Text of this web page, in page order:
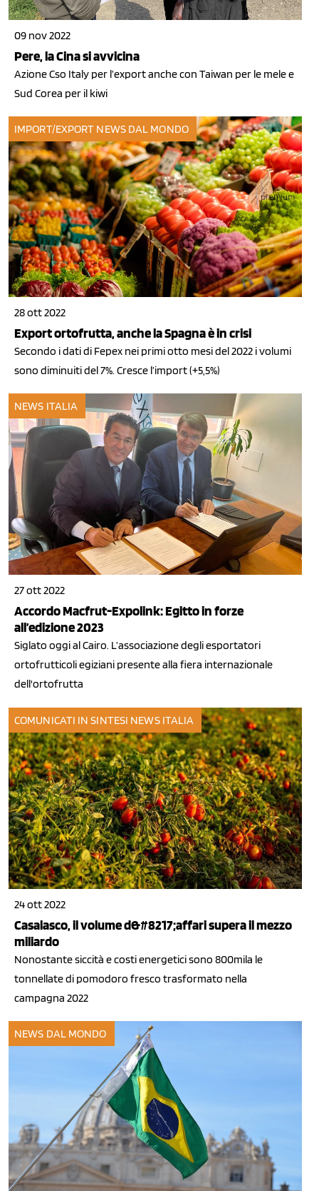
09 nov 2022
Pere, la Cina si avvicina
Azione Cso Italy per l’export anche con Taiwan per le mele e
Sud Corea per il kiwi
IMPORT/EXPORT NEWS DAL MONDO
28 ott 2022
Export ortofrutta, anche la Spagna è in crisi
Secondo i dati di Fepex nei primi otto mesi del 2022 i volumi
sono diminuiti del 7%. Cresce l’import (+5,5%)
NEWS ITALIA
27 ott 2022
Accordo Macfrut-Expolink: Egitto in forze
all’edizione 2023
Siglato oggi al Cairo. L’associazione degli esportatori
ortofrutticoli egiziani presente alla fiera internazionale
dell'ortofrutta
COMUNICATI IN SINTESI NEWS ITALIA
24 ott 2022
Casalasco, il volume d&#8217;affari supera il mezzo
miliardo
Nonostante siccità e costi energetici sono 800mila le
tonnellate di pomodoro fresco trasformato nella
campagna 2022
NEWS DAL MONDO